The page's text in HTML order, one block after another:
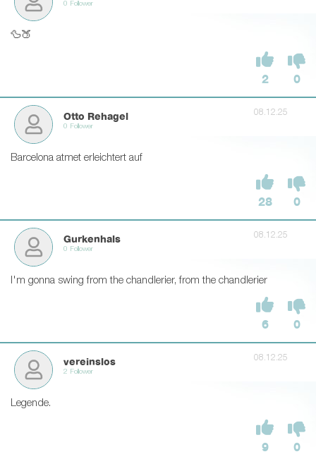
0 Follower
🦆🍑
2 0
Otto Rehagel
0 Follower
08.12.25
Barcelona atmet erleichtert auf
28 0
Gurkenhals
0 Follower
08.12.25
I'm gonna swing from the chandlerier, from the chandlerier
6 0
vereinslos
2 Follower
08.12.25
Legende.
9 0